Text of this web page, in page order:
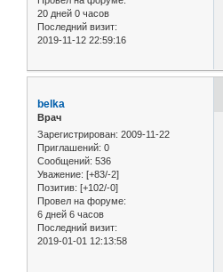
20 дней 0 часов
Последний визит:
2019-11-12 22:59:16
belka
Врач
Зарегистрирован: 2009-11-22
Приглашений: 0
Сообщений: 536
Уважение: [+83/-2]
Позитив: [+102/-0]
Провел на форуме:
6 дней 6 часов
Последний визит:
2019-01-01 12:13:58